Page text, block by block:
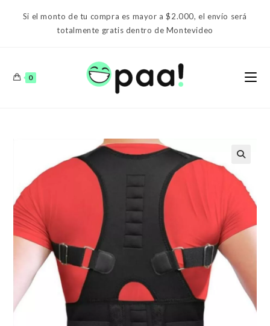
Si el monto de tu compra es mayor a $2.000, el envío será
totalmente gratis dentro de Montevideo
0